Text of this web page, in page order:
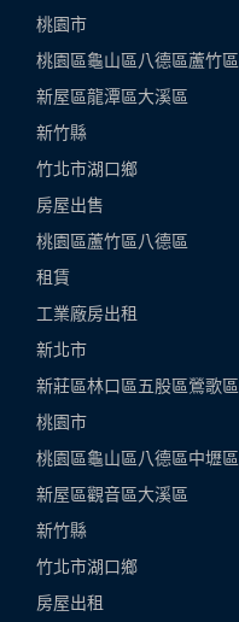
桃園市
桃園區龜山區八德區蘆竹區
新屋區龍潭區大溪區
新竹縣
竹北市湖口鄉
房屋出售
桃園區蘆竹區八德區
租賃
工業廠房出租
新北市
新莊區林口區五股區鶯歌區
桃園市
桃園區龜山區八德區中壢區
新屋區觀音區大溪區
新竹縣
竹北市湖口鄉
房屋出租